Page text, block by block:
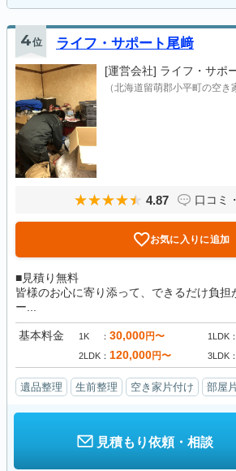
4位 ライフ・サポート尾﨑
[運営会社] ライフ・サポ
（北海道留萌郡小平町の空き
4.87 口コミ
お気に入りに追加
■見積り無料
皆様のお心に寄り添って、できるだけ負担
ー...
基本料金 1K 30,000円〜 1LDK
2LDK 120,000円〜 3LDK
遺品整理 生前整理 空き家片付け 部屋
見積もり依頼・相談